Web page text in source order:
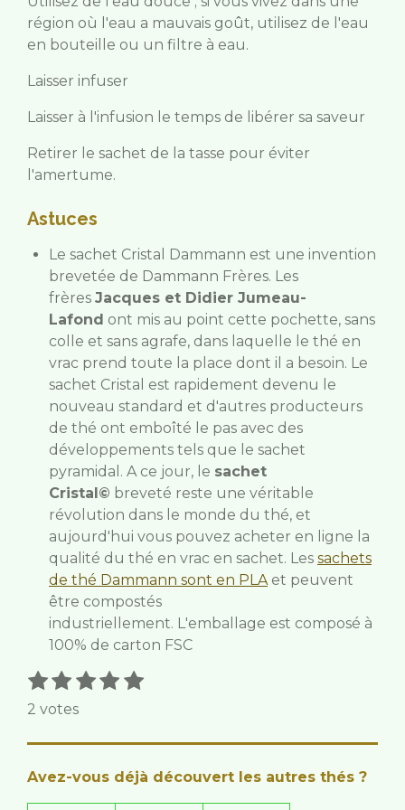
région où l'eau a mauvais goût, utilisez de l'eau
en bouteille ou un filtre à eau.
Laisser infuser
Laisser à l'infusion le temps de libérer sa saveur
Retirer le sachet de la tasse pour éviter
l'amertume.
Astuces
Le sachet Cristal Dammann est une invention
brevetée de Dammann Frères. Les
frères Jacques et Didier Jumeau-
Lafond ont mis au point cette pochette, sans
colle et sans agrafe, dans laquelle le thé en
vrac prend toute la place dont il a besoin. Le
sachet Cristal est rapidement devenu le
nouveau standard et d'autres producteurs
de thé ont emboîté le pas avec des
développements tels que le sachet
pyramidal. A ce jour, le sachet
Cristal© breveté reste une véritable
révolution dans le monde du thé, et
aujourd'hui vous pouvez acheter en ligne la
qualité du thé en vrac en sachet. Les sachets
de thé Dammann sont en PLA et peuvent
être compostés
industriellement. L'emballage est composé à
100% de carton FSC
É
v
l
1
é
t
o
i
l
2
é
t
o
l
3
é
t
o
l
4
o
l
5
o
i
l
E
y
r
2 votes
Avez-vous déjà découvert les autres thés ?